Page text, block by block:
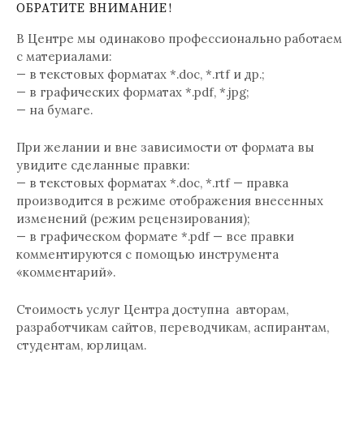
ОБРАТИТЕ ВНИМАНИЕ!
В Центре мы одинаково профессионально работаем
с материалами:
— в текстовых форматах *.doc, *.rtf и др.;
— в графических форматах *.pdf, *.jpg;
— на бумаге.
При желании и вне зависимости от формата вы
увидите сделанные правки:
— в текстовых форматах *.doc, *.rtf — правка
производится в режиме отображения внесенных
изменений (режим рецензирования);
— в графическом формате *.pdf — все правки
комментируются с помощью инструмента
«комментарий».
Стоимость услуг Центра доступна авторам,
разработчикам сайтов, переводчикам, аспирантам,
студентам, юрлицам.